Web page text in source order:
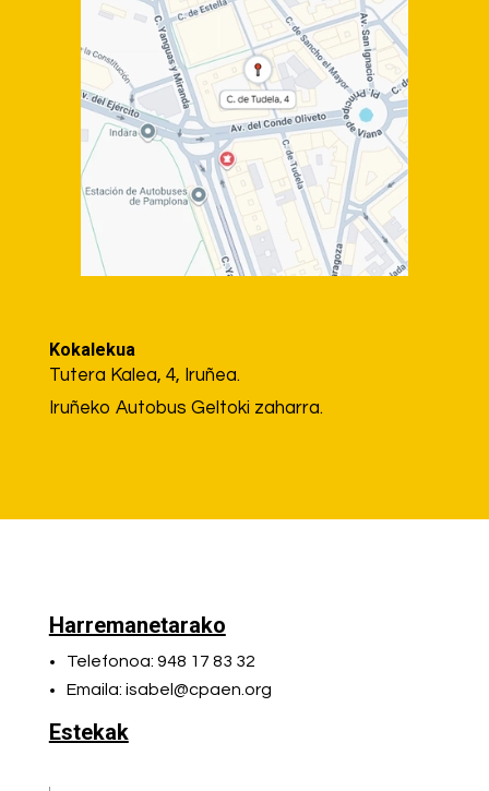
Kokalekua
Tutera Kalea, 4, Iruñea.
Iruñeko Autobus Geltoki zaharra.
Harremanetarako
Telefonoa: 948 17 83 32
Emaila: isabel@cpaen.org
Estekak